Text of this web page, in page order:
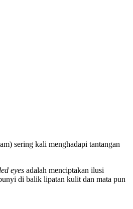
sering kali menghadapi tantangan
eyes adalah menciptakan ilusi
di balik lipatan kulit dan mata pun